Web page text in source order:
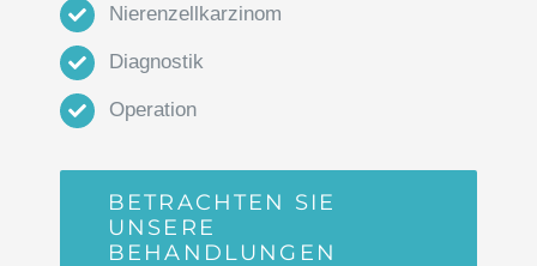
Nierenzellkarzinom
Diagnostik
Operation
BETRACHTEN SIE
UNSERE
BEHANDLUNGEN